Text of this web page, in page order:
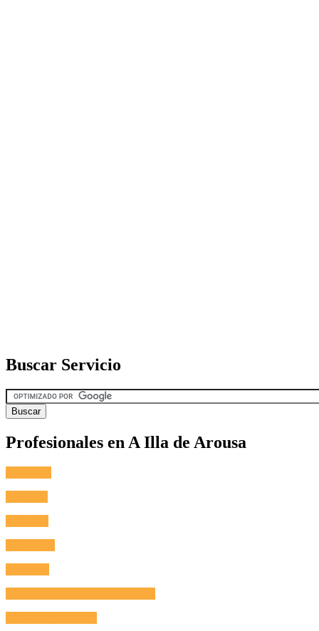
Buscar Servicio
Profesionales en A Illa de Arousa